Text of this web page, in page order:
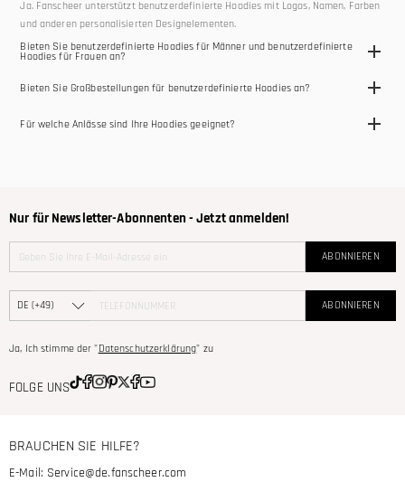
Ja. Fanscheer unterstützt benutzerdefinierte Hoodies mit Logos, Namen, Farben
und anderen personalisierten Designelementen.
Bieten Sie benutzerdefinierte Hoodies für Männer und benutzerdefinierte
Hoodies für Frauen an?
Ja. Unsere Hoodie-Kollektion bietet Optionen für Männer und Frauen mit Stilen
für Teams, Freizeitkleidung und Markenkleidung.
Bieten Sie Großbestellungen für benutzerdefinierte Hoodies an?
Schulen, Clubs, Organisationen und Veranstaltungen.
Für welche Anlässe sind Ihre Hoodies geeignet?
Nur für Newsletter-Abonnenten - Jetzt anmelden!
ABONNIEREN
ABONNIEREN
Ja, Ich stimme der "Datenschutzerklärung" zu
FOLGE UNS
BRAUCHEN SIE HILFE?
E-Mail: Service@de.fanscheer.com